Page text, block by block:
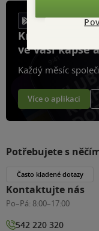
Knihy,
ve vaší kapse
Každý měsíc
Více o aplikaci
Potřebujete s
Často kladené dotazy
Kontaktujte nás
Po–Pá: 8:00–17:00
542 220 320